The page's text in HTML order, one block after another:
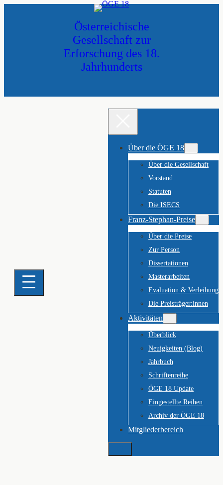
Österreichische
Gesellschaft zur
Erforschung des 18.
Jahrhunderts
Über die ÖGE 18
Über die Gesellschaft
Vorstand
Statuten
Die ISECS
Franz-Stephan-Preise
Über die Preise
Zur Person
Dissertationen
Masterarbeiten
Evaluation & Verleihung
Die Preisträger:innen
Aktivitäten
Überblick
Neuigkeiten (Blog)
Jahrbuch
Schriftenreihe
ÖGE 18 Update
Eingestellte Reihen
Archiv der ÖGE 18
Mitgliederbereich
Suchen